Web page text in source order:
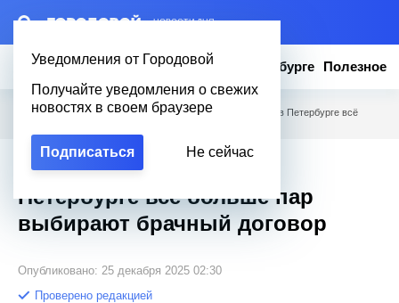
– НОВОСТИ ДНЯ
Уведомления от Городовой
Получайте уведомления о свежих
новостях в своем браузере
Подписаться Не сейчас
Новости Эксклюзив Вопросы о Петербурге Полезное
Городовой Новости Петербурга / Любовь по пунктам: в Петербурге всё
Любовь по пунктам: в
Петербурге всё больше пар
выбирают брачный договор
Опубликовано: 25 декабря 2025 02:30
Проверено редакцией